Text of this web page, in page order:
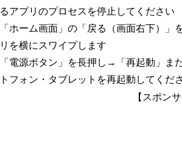
るアプリのプロセスを停止してください
「ホーム画面」の「戻る（画面右下）
リを横にスワイプします
「電源ボタン」を長押し→「再起動」ま
トフォン・タブレットを再起動してくだ
【スポン